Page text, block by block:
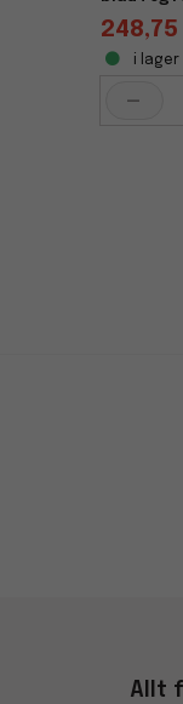
i lager
-
Allt